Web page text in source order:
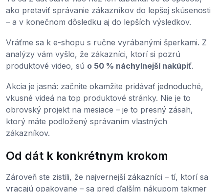
ako pretaviť správanie zákazníkov do lepšej skúsenosti
– a v konečnom dôsledku aj do lepších výsledkov.
Vráťme sa k e-shopu s ručne vyrábanými šperkami. Z
analýzy vám vyšlo, že zákazníci, ktorí si pozrú
produktové video, sú o 50 % náchylnejší nakúpiť.
Akcia je jasná: začnite okamžite pridávať jednoduché,
vkusné videá na top produktové stránky. Nie je to
obrovský projekt na mesiace – je to presný zásah,
ktorý máte podložený správaním vlastných
zákazníkov.
Od dát k konkrétnym krokom
Zároveň ste zistili, že najvernejší zákazníci – tí, ktorí sa
vracajú opakovane – sa pred ďalším nákupom takmer